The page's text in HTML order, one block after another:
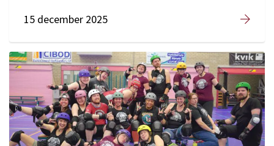
15 december 2025